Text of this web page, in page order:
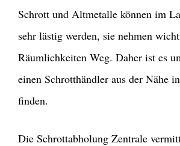
Schrott und Altmetalle können im
sehr lästig werden, sie nehmen
Räumlichkeiten Weg. Daher ist es
einen Schrotthändler aus der Nähe
finden.
Die Schrottabholung Zentrale